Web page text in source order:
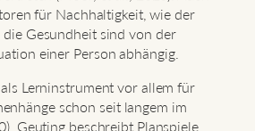
für Nachhaltigkeit, wie der
Gesundheit sind von der
einer Person abhängig.
Lerninstrument vor allem für
schon seit langem im
Geuting beschreibt Planspiele